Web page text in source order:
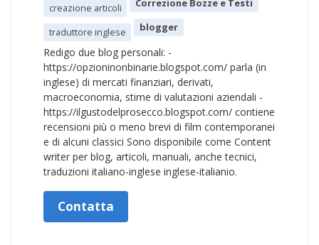
creazione articoli
Correzione Bozze e Testi
traduttore inglese blogger
Redigo due blog personali: -
https://opzioninonbinarie.blogspot.com/ parla (in
inglese) di mercati finanziari, derivati,
macroeconomia, stime di valutazioni aziendali -
https://ilgustodelprosecco.blogspot.com/ contiene
recensioni più o meno brevi di film contemporanei
e di alcuni classici Sono disponibile come Content
writer per blog, articoli, manuali, anche tecnici,
traduzioni italiano-inglese inglese-italianio.
Contatta